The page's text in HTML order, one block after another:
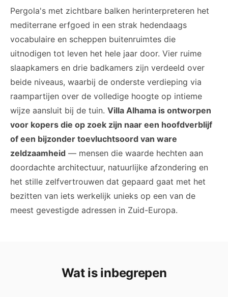
Pergola's met zichtbare balken herinterpreteren het
mediterrane erfgoed in een strak hedendaags
vocabulaire en scheppen buitenruimtes die
uitnodigen tot leven het hele jaar door. Vier ruime
slaapkamers en drie badkamers zijn verdeeld over
beide niveaus, waarbij de onderste verdieping via
raampartijen over de volledige hoogte op intieme
wijze aansluit bij de tuin. Villa Alhama is ontworpen
voor kopers die op zoek zijn naar een hoofdverblijf
of een bijzonder toevluchtsoord van ware
zeldzaamheid — mensen die waarde hechten aan
doordachte architectuur, natuurlijke afzondering en
het stille zelfvertrouwen dat gepaard gaat met het
bezitten van iets werkelijk unieks op een van de
meest gevestigde adressen in Zuid-Europa.
Wat is inbegrepen